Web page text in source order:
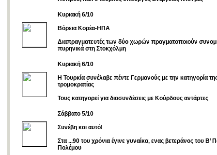
Κυριακή 6/10
Βόρεια Κορέα-ΗΠΑ
Διαπραγματευτές των δύο χωρών πραγματοποιούν
πυρηνικά στη Στοκχόλμη
Κυριακή 6/10
Η Τουρκία συνέλαβε πέντε Γερμανούς με την κατηγορία
τρομοκρατίας
Τους κατηγορεί για διασυνδέσεις με Κούρδους αντάρτες
Σάββατο 5/10
Συνέβη και αυτό!
Στα ...90 του χρόνια έγινε γυναίκα, ενας βετεράνος του Β’
Πολέμου